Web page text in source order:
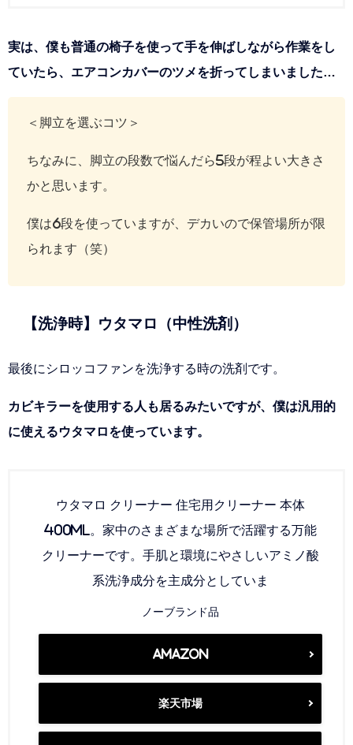
実は、僕も普通の椅子を使って手を伸ばしながら作業をし
ていたら、エアコンカバーのツメを折ってしまいました…
＜脚立を選ぶコツ＞
ちなみに、脚立の段数で悩んだら5段が程よい大きさ
かと思います。
僕は6段を使っていますが、デカいので保管場所が限
られます（笑）
【洗浄時】ウタマロ（中性洗剤）
最後にシロッコファンを洗浄する時の洗剤です。
カビキラーを使用する人も居るみたいですが、僕は汎用的
に使えるウタマロを使っています。
ウタマロ クリーナー 住宅用クリーナー 本体
400mL。家中のさまざまな場所で活躍する万能
クリーナーです。​手肌と環境にやさしいアミノ酸
系洗浄成分を主成分としていま
ノーブランド品
Amazon
楽天市場